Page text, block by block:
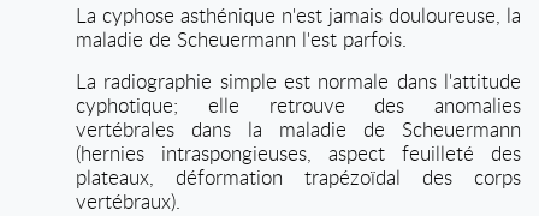
La cyphose asthénique n'est jamais douloureuse, la
maladie de Scheuermann l'est parfois.
La radiographie simple est normale dans l'attitude
cyphotique; elle retrouve des anomalies
vertébrales dans la maladie de Scheuermann
(hernies intraspongieuses, aspect feuilleté des
plateaux, déformation trapézoïdal des corps
vertébraux).